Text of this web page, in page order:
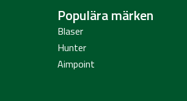
Populära märken
Blaser
Hunter
Aimpoint